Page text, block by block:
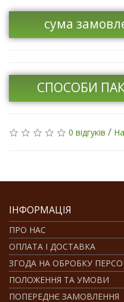
сума
СПОСОБИ
0 відгуків /
ІНФОРМАЦІЯ
ПРО НАС
ОПЛАТА І ДОСТАВКА
ЗГОДА НА ОБРОБКУ
ПОЛОЖЕННЯ ТА УМОВИ
ПОПЕРЕДНЄ ЗАМОВЛЕННЯ